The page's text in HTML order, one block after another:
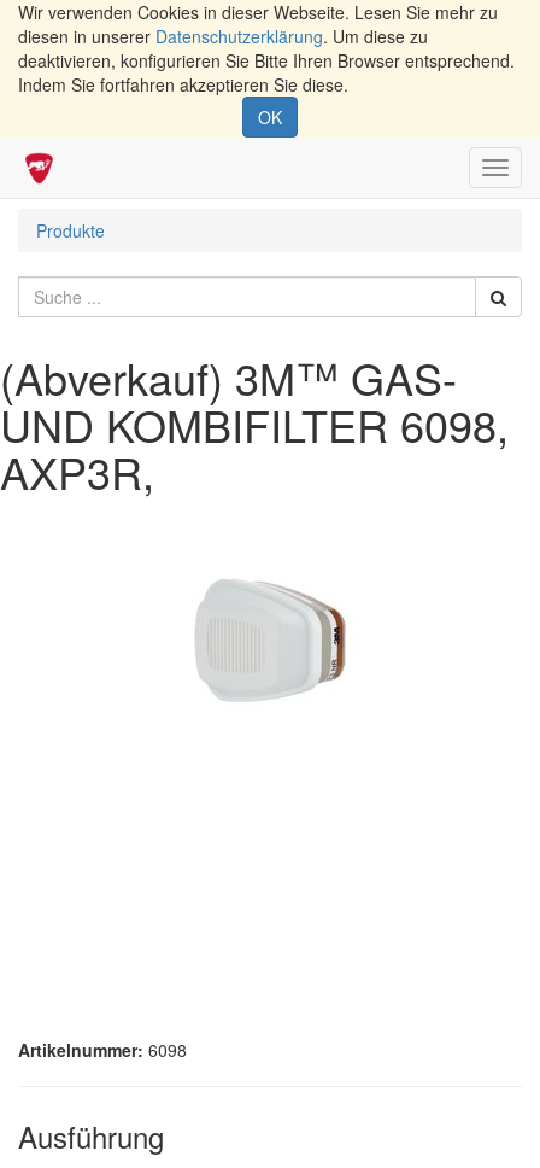
Wir verwenden Cookies in dieser Webseite. Lesen Sie mehr zu
diesen in unserer Datenschutzerklärung. Um diese zu
deaktivieren, konfigurieren Sie Bitte Ihren Browser entsprechend.
Indem Sie fortfahren akzeptieren Sie diese.
OK
Produkte
(Abverkauf) 3M™ GAS-
UND KOMBIFILTER 6098,
AXP3R,
Artikelnummer: 6098
Ausführung